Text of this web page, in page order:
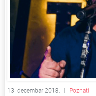
13. decembar 2018. | Poznati